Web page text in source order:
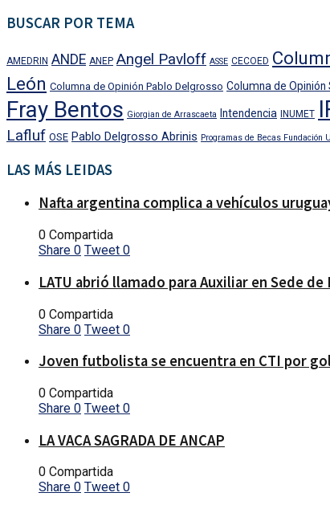
BUSCAR POR TEMA
AMEDRIN ANDE ANEP Angel Pavloff ASSE CECOED
León Columna de Opinión Pablo Delgrosso Columna de Opinión
Fray Bentos Giorgian de Arrascaeta Intendencia INUMET
Lafluf OSE Pablo Delgrosso Abrinis Programas de Becas Fundación
LAS MÁS LEIDAS
Nafta argentina complica a vehículos
0 Compartida
Share 0 Tweet 0
LATU abrió llamado para Auxiliar en Sede
0 Compartida
Share 0 Tweet 0
Joven futbolista se encuentra en CTI por
0 Compartida
Share 0 Tweet 0
LA VACA SAGRADA DE ANCAP
0 Compartida
Share 0 Tweet 0